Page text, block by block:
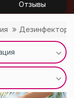
Отзывы
Дезинфектор